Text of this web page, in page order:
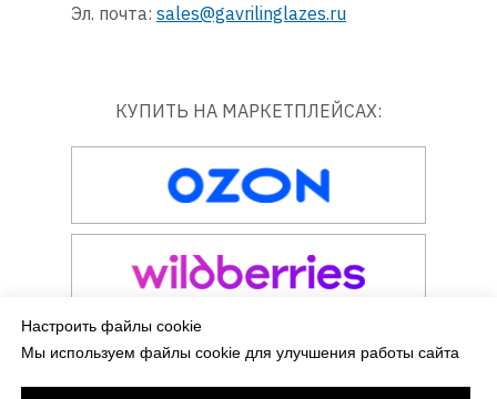
КУПИТЬ НА МАРКЕТПЛЕЙСАХ:
Эл. почта: sales@gavrilinglazes.ru
Настроить файлы cookie
Мы используем файлы cookie для улучшения работы сайта